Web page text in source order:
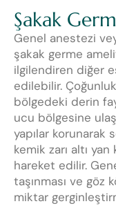
Şakak
Genel anestezi
şakak germe
ilgilendiren diğer
edilebilir.
bölgedeki derin
ucu bölgesine
yapılar korunarak
kemik zarı altı
hareket edilir.
taşınması ve göz
miktar